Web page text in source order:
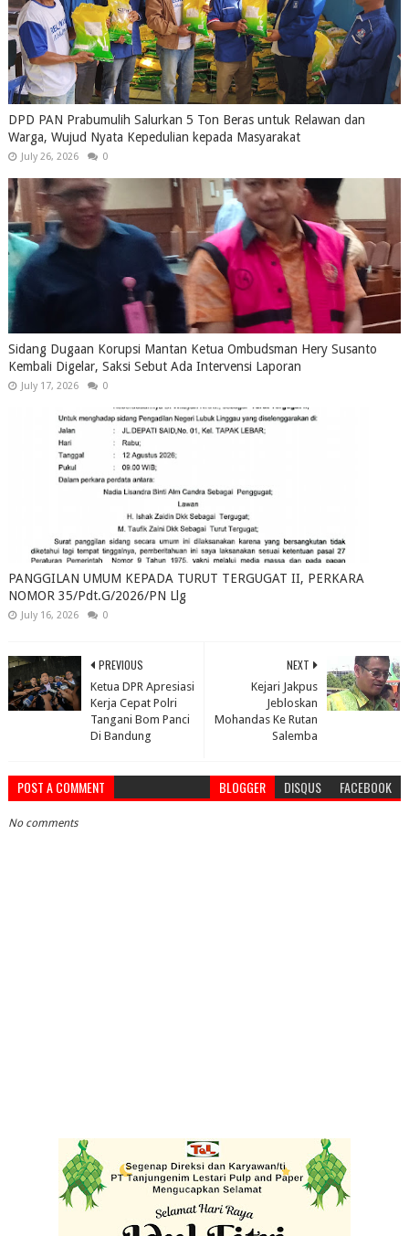
DPD PAN Prabumulih Salurkan 5 Ton Beras untuk Relawan dan
Warga, Wujud Nyata Kepedulian kepada Masyarakat
July 26, 2026 0
Sidang Dugaan Korupsi Mantan Ketua Ombudsman Hery Susanto
Kembali Digelar, Saksi Sebut Ada Intervensi Laporan
July 17, 2026 0
PANGGILAN UMUM KEPADA TURUT TERGUGAT II, PERKARA
NOMOR 35/Pdt.G/2026/PN Llg
July 16, 2026 0
NEXT
Kejari Jakpus
Jebloskan
Mohandas Ke Rutan
Salemba
PREVIOUS
Ketua DPR Apresiasi
Kerja Cepat Polri
Tangani Bom Panci
Di Bandung
POST A COMMENT BLOGGER DISQUS FACEBOOK
No comments